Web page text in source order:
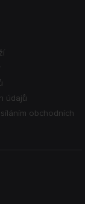
údajů
obchodních